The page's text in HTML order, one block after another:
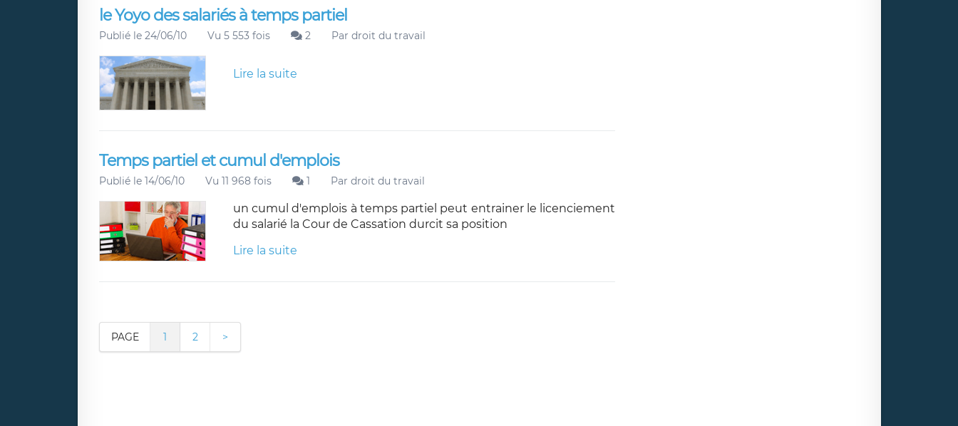
le Yoyo des salariés à temps partiel
Publié le 24/06/10 Vu 5 553 fois 2 Par droit du travail
Lire la suite
Temps partiel et cumul d'emplois
Publié le 14/06/10 Vu 11 968 fois 1 Par droit du travail
un cumul d'emplois à temps partiel peut entrainer le licenciement
du salarié la Cour de Cassation durcit sa position
Lire la suite
PAGE 1 2 >